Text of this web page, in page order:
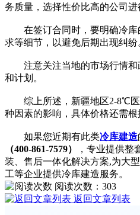
务质量，选择性价比高的公司进
在签订合同时，要明确冷库
求等细节，以避免后期出现纠纷
注意关注当地的市场行情和
和计划。
综上所述，新疆地区2-8℃医
种因素的影响，具体价格还需根
如果您近期有此类冷库建造
（400-861-7579）
，专业提供整
装、售后一体化解决方案,为大
工等企业提供冷库建造服务。
阅读次数： 303
返回文章列表